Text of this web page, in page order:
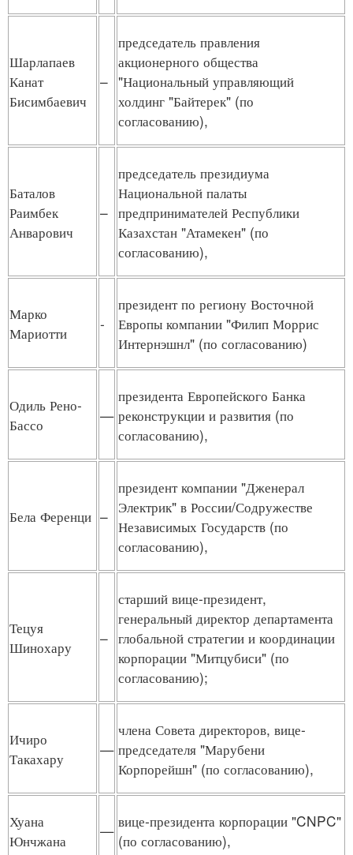
Шарлапаев
Канат
Бисимбаевич
–
председатель правления
акционерного общества
"Национальный управляющий
холдинг "Байтерек" (по
согласованию),
Баталов
Раимбек
Анварович
–
председатель президиума
Национальной палаты
предпринимателей Республики
Казахстан "Атамекен" (по
согласованию),
Марко
Мариотти
-
президент по региону Восточной
Европы компании "Филип Моррис
Интернэшнл" (по согласованию)
Одиль Рено-
Бассо
—
президента Европейского Банка
реконструкции и развития (по
согласованию),
Бела Ференци –
президент компании "Дженерал
Электрик" в России/Содружестве
Независимых Государств (по
согласованию),
Тецуя
Шинохару
–
старший вице-президент,
генеральный директор департамента
глобальной стратегии и координации
корпорации "Митцубиси" (по
согласованию);
Ичиро
Такахару
—
члена Совета директоров, вице-
председателя "Марубени
Корпорейшн" (по согласованию),
Хуана
Юнчжана
— вице-президента корпорации "CNPC"
(по согласованию),